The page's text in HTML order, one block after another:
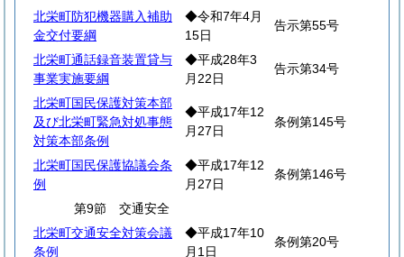
北栄町防犯機器購入補助
金交付要綱
◆令和7年4月
15日
告示第55号
北栄町通話録音装置貸与
事業実施要綱
◆平成28年3
月22日
告示第34号
北栄町国民保護対策本部
及び北栄町緊急対処事態
対策本部条例
◆平成17年12
月27日
条例第145号
北栄町国民保護協議会条
例
◆平成17年12
月27日
条例第146号
第9節 交通安全
北栄町交通安全対策会議
条例
◆平成17年10
月1日
条例第20号